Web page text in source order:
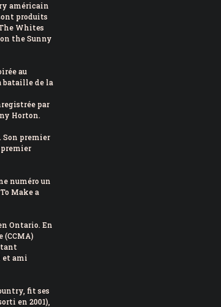
américain
produits
Whites
the Sunny
au
bataille de la
par
Horton.
Son premier
premier
numéro un
Make a
Ontario. En
(CCMA)
tant
et ami
fit ses
en 2001),